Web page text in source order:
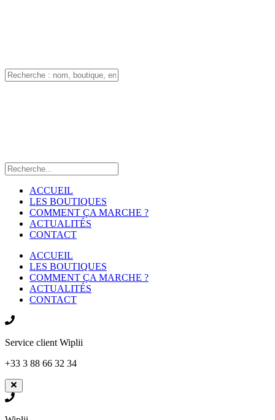
ACCUEIL
LES BOUTIQUES
COMMENT ÇA MARCHE ?
ACTUALITÉS
CONTACT
ACCUEIL
LES BOUTIQUES
COMMENT ÇA MARCHE ?
ACTUALITÉS
CONTACT
Service client Wiplii
+33 3 88 66 32 34